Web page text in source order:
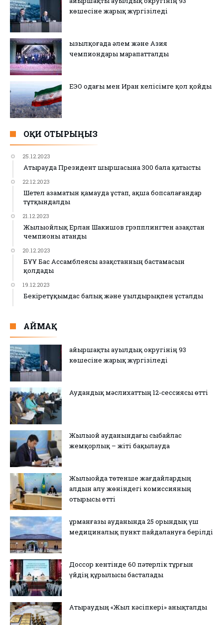
көшесіне жарық жүргізіледі
Қызылқоғада әлем және Азия
чемпиондары марапатталды
ЕЭО одағы мен Иран келісімге қол қойды
ОҚИ ОТЫРЫҢЫЗ
25.12.2023
Атырауда Президент шыршасына 300 бала қатысты
22.12.2023
Шетел азаматын қамауда ұстап, ақша бопсалағандар
тұтқындалды
21.12.2023
Жылыойлық Ерлан Шакишов грэпплингтен Қазақстан
чемпионы атанды
20.12.2023
БҰҰ Бас Ассамблеясы Қазақстанның бастамасын
қолдады
19.12.2023
Бекіретұқымдас балық және уылдырықпен ұсталды
АЙМАҚ
Қайыршақты ауылдық округінің 93
көшесіне жарық жүргізіледі
Аудандық мәслихаттың 12-сессиясы өтті
Жылыой ауданындағы сыбайлас
жемқорлық – жіті бақылауда
Жылыойда төтенше жағдайлардың
алдын алу жөніндегі комиссияның
отырысы өтті
Құрманғазы ауданында 25 орындық үш
медициналық пункт пайдалануға берілді
Доссор кентінде 60 пәтерлік тұрғын
үйдің құрылысы басталады
Атыраудың «Жыл кәсіпкері» анықталды